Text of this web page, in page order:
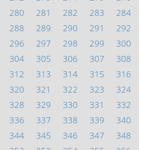
280 281 282 283
284
288 289 290 291
292
296 297 298 299
300
304 305 306 307
308
312 313 314 315
316
320 321 322 323
324
328 329 330 331
332
336 337 338 339
340
344 345 346 347
348